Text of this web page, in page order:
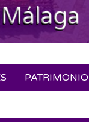
PATRIMONIO